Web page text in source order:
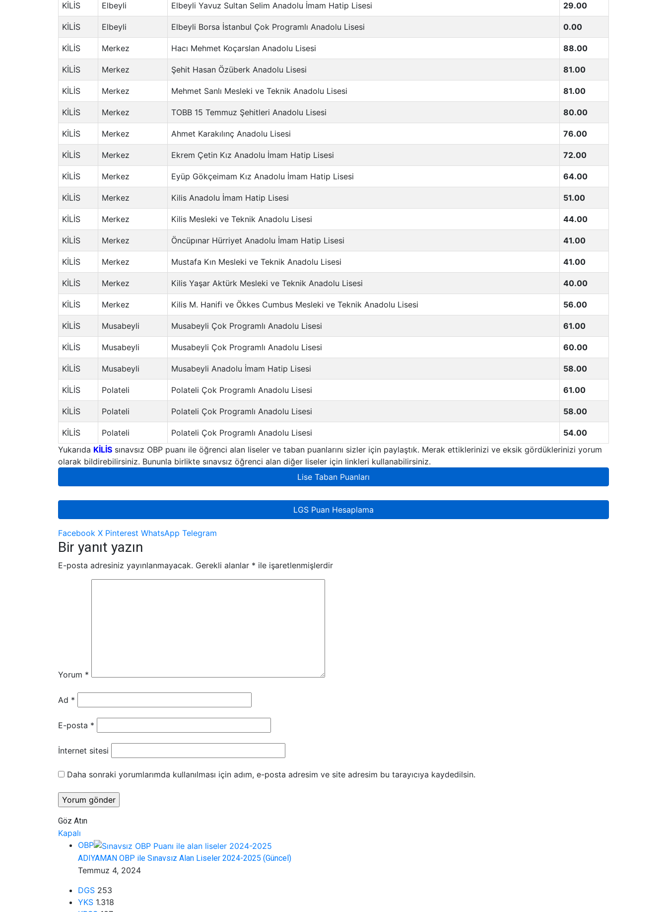
KİLİS Elbeyli Elbeyli Yavuz Sultan Selim Anadolu İmam Hatip Lisesi 29.00
KİLİS Elbeyli Elbeyli Borsa İstanbul Çok Programlı Anadolu Lisesi 0.00
KİLİS Merkez Hacı Mehmet Koçarslan Anadolu Lisesi 88.00
KİLİS Merkez Şehit Hasan Özüberk Anadolu Lisesi 81.00
KİLİS Merkez Mehmet Sanlı Mesleki ve Teknik Anadolu Lisesi 81.00
KİLİS Merkez TOBB 15 Temmuz Şehitleri Anadolu Lisesi 80.00
KİLİS Merkez Ahmet Karakılınç Anadolu Lisesi 76.00
KİLİS Merkez Ekrem Çetin Kız Anadolu İmam Hatip Lisesi 72.00
KİLİS Merkez Eyüp Gökçeimam Kız Anadolu İmam Hatip Lisesi 64.00
KİLİS Merkez Kilis Anadolu İmam Hatip Lisesi 51.00
KİLİS Merkez Kilis Mesleki ve Teknik Anadolu Lisesi 44.00
KİLİS Merkez Öncüpınar Hürriyet Anadolu İmam Hatip Lisesi 41.00
KİLİS Merkez Mustafa Kın Mesleki ve Teknik Anadolu Lisesi 41.00
KİLİS Merkez Kilis Yaşar Aktürk Mesleki ve Teknik Anadolu Lisesi 40.00
KİLİS Merkez Kilis M. Hanifi ve Ökkes Cumbus Mesleki ve Teknik Anadolu Lisesi 56.00
KİLİS Musabeyli Musabeyli Çok Programlı Anadolu Lisesi 61.00
KİLİS Musabeyli Musabeyli Çok Programlı Anadolu Lisesi 60.00
KİLİS Musabeyli Musabeyli Anadolu İmam Hatip Lisesi 58.00
KİLİS Polateli Polateli Çok Programlı Anadolu Lisesi 61.00
KİLİS Polateli Polateli Çok Programlı Anadolu Lisesi 58.00
KİLİS Polateli Polateli Çok Programlı Anadolu Lisesi
54.00
Yukarıda KİLİS sınavsız OBP puanı ile öğrenci alan liseler ve taban puanlarını sizler için paylaştık. Merak ettiklerinizi ve eksik gördüklerinizi yorum
olarak bildirebilirsiniz. Bununla birlikte sınavsız öğrenci alan diğer liseler için linkleri kullanabilirsiniz.
Lise Taban Puanları
LGS Puan Hesaplama
Facebook X Pinterest WhatsApp Telegram
Bir yanıt yazın
E-posta adresiniz yayınlanmayacak. Gerekli alanlar * ile işaretlenmişlerdir
Yorum *
Ad *
E-posta *
İnternet sitesi
Daha sonraki yorumlarımda kullanılması için adım, e-posta adresim ve site adresim bu tarayıcıya kaydedilsin.
Göz Atın
Kapalı
OBP
ADIYAMAN OBP ile Sınavsız Alan Liseler 2024-2025 (Güncel)
Temmuz 4, 2024
DGS 253
YKS 1.318